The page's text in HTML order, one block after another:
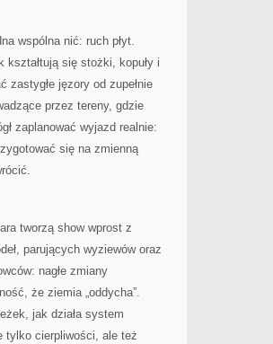
wspólna nić: ruch płyt.
się stożki, kopuły i
zastygłe jęzory od zupełnie
przez tereny, gdzie
zaplanować wyjazd realnie:
się na zmienną
tworzą show wprost z
parujących wyziewów oraz
nagłe zmiany
że ziemia „oddycha”.
jak działa system
tylko cierpliwości, ale też